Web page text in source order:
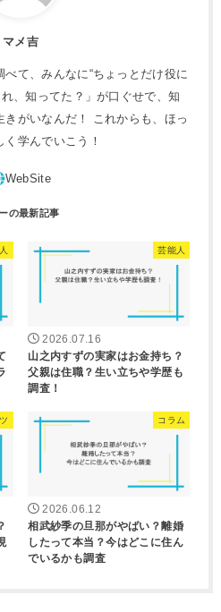
マメ吉
て、みんなに“ちょっとだけ役に
、知ってた？」が口ぐせで、知
がいなんだ！ これからも、ほっ
学んでいこう！
芸能人
2026.07.16
山之内すずの実家はお金持ち？
父親は住職？生い立ちや学歴も
調査！
コラム
2026.06.12
相武紗季の旦那がやばい？離婚
したって本当？今はどこに住ん
でいるかも調査